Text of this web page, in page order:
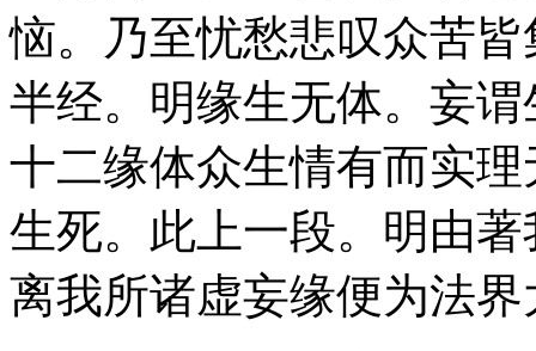
恼。乃至忧愁悲叹众苦
半经。明缘生无体。妄
十二缘体众生情有而实
生死。此上一段。明由
离我所诸虚妄缘便为法